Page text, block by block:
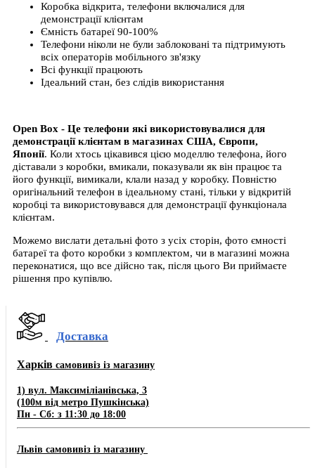
Коробка відкрита, телефони включалися для
демонстрації клієнтам
Ємність батареї 90-100%
Телефони ніколи не були заблоковані та підтримують
всіх операторів мобільного зв'язку
Всі функції працюють
Ідеальний стан, без слідів використання
Open Box - Це телефони які використовувалися для
демонстрації клієнтам в магазинах США, Європи,
Японії. Коли хтось цікавився цією моделлю телефона, його
діставали з коробки, вмикали, показували як він працює та
його функції, вимикали, клали назад у коробку. Повністю
оригінальний телефон в ідеальному стані, тільки у відкритій
коробці та використовувався для демонстрації функціонала
клієнтам.
Можемо вислати детальні фото з усіх сторін, фото ємності
батареї та фото коробки з комплектом, чи в магазині можна
переконатися, що все дійсно так, після цього Ви приймаєте
рішення про купівлю.
Доставка
Харків самовивіз із магазину
1) вул. Максиміліанівська, 3
(100м від метро Пушкінська)
Пн - Сб: з 11:30 до 18:00
Львів самовивіз із магазину